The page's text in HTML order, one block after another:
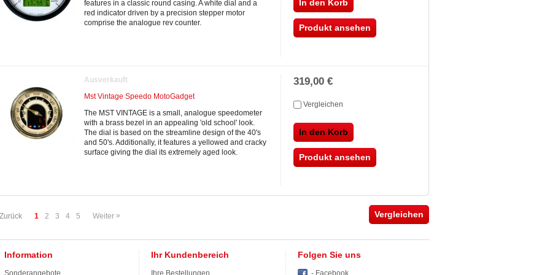
features in a classic round casing. A white dial and a
red indicator driven by a precision stepper motor
comprise the analogue rev counter.
In den Korb
Produkt ansehen
Ausverkauft
Mst Vintage Speedo MotoGadget
The MST VINTAGE is a small, analogue speedometer
with a brass bezel in an appealing 'old school' look.
The dial is based on the streamline design of the 40's
and 50's. Additionally, it features a yellowed and cracky
surface giving the dial its extremely aged look.
319,00 €
Vergleichen
In den Korb
Produkt ansehen
Zurück 1 2 3 4 5 Weiter »
Information
Sonderangebote
Ihr Kundenbereich
Ihre Bestellungen
Folgen Sie uns
- Facebook